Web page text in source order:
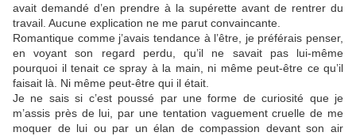
avait demandé d’en prendre à la supérette avant de rentrer du
travail. Aucune explication ne me parut convaincante.
Romantique comme j’avais tendance à l’être, je préférais penser,
en voyant son regard perdu, qu’il ne savait pas lui-même
pourquoi il tenait ce spray à la main, ni même peut-être ce qu’il
faisait là. Ni même peut-être qui il était.
Je ne sais si c’est poussé par une forme de curiosité que je
m’assis près de lui, par une tentation vaguement cruelle de me
moquer de lui ou par un élan de compassion devant son air